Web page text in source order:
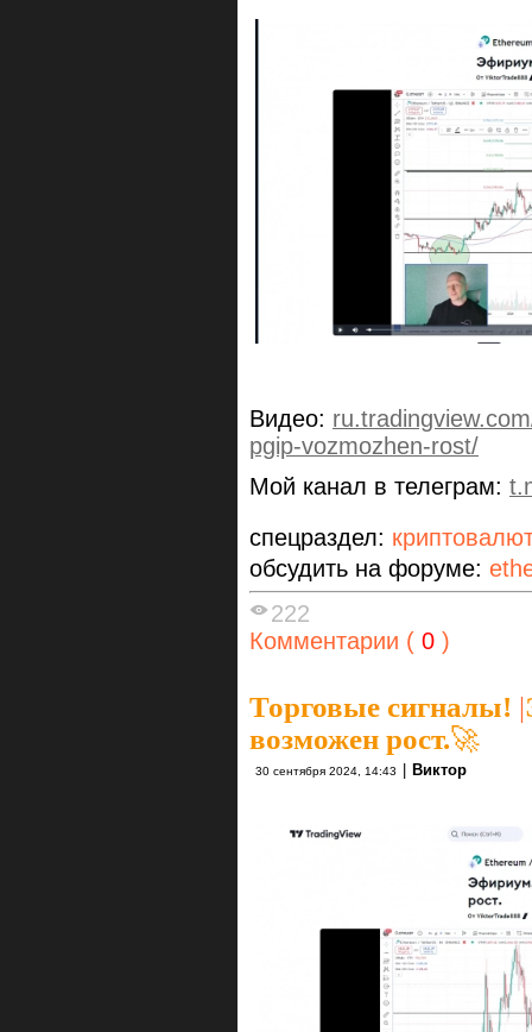
Видео:
pgip-vozmozhen-rost/
Мой канал в телеграм:
спецраздел:
обсудить на форуме:
222
Комментарии ( 0 )
Торговые сигналы! |
возможен рост.🚀
30 сентября 2024, 14:43 Виктор